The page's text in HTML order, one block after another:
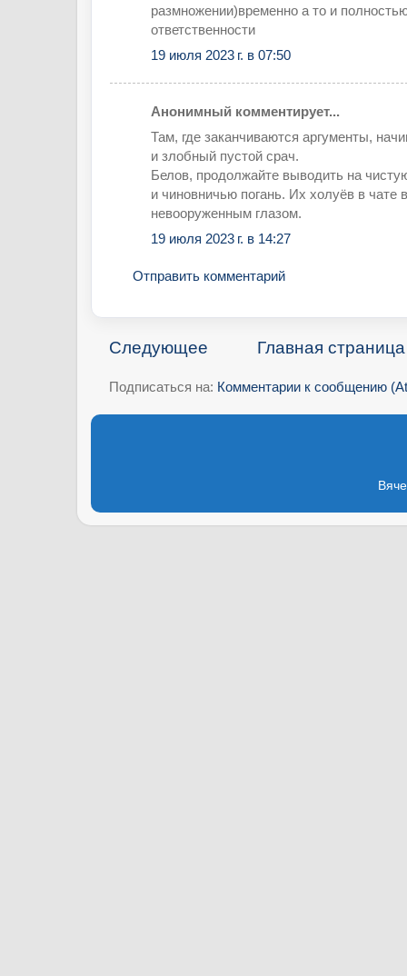
размножении)временно а то и
ответственности
19 июля 2023 г. в 07:50
Анонимный комментирует...
Там, где заканчиваются аргументы,
и злобный пустой срач.
Белов, продолжайте выводить на
и чиновничью погань. Их холуёв в чате
невооруженным глазом.
19 июля 2023 г. в 14:27
Отправить комментарий
Следующее Главная страница
Подписаться на: Комментарии к сообщению